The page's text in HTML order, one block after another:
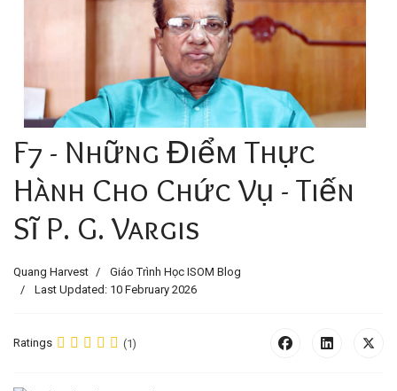
F7 - Những Điểm Thực
Hành Cho Chức Vụ - Tiến
Sĩ P. G. Vargis
Quang Harvest
Giáo Trình Học ISOM Blog
Last Updated: 10 February 2026
Ratings (1)